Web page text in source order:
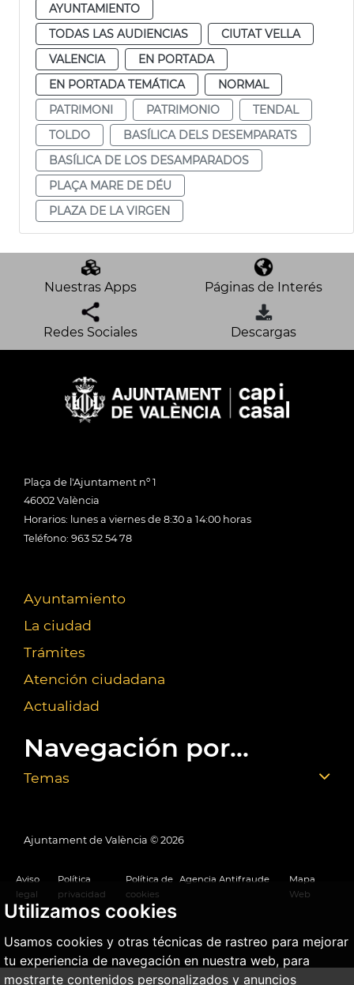
Utilizamos cookies
Usamos cookies y otras técnicas de rastreo para mejorar
tu experiencia de navegación en nuestra web, para
mostrarte contenidos personalizados y anuncios
AYUNTAMIENTO
TODAS LAS AUDIENCIAS
CIUTAT VELLA
VALENCIA
EN PORTADA
EN PORTADA TEMÁTICA
NORMAL
PATRIMONI
PATRIMONIO
TENDAL
TOLDO
BASÍLICA DELS DESEMPARATS
BASÍLICA DE LOS DESAMPARADOS
PLAÇA MARE DE DÉU
PLAZA DE LA VIRGEN
Nuestras Apps Páginas de Interés
Redes Sociales Descargas
Plaça de l'Ajuntament nº 1
46002 València
Horarios: lunes a viernes de 8:30 a 14:00 horas
Teléfono: 963 52 54 78
Ayuntamiento
La ciudad
Trámites
Atención ciudadana
Actualidad
Navegación por...
Temas
Ajuntament de València © 2026
Aviso
legal
Política
privacidad
Política de
cookies
Agencia Antifraude
Mapa
Web